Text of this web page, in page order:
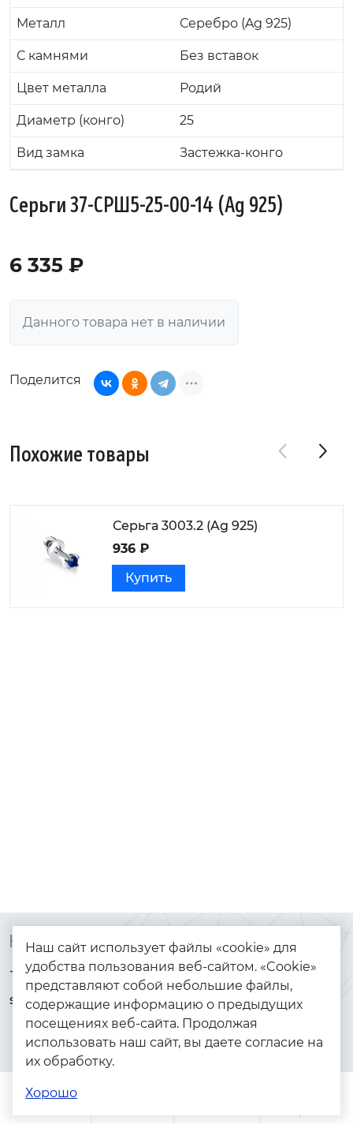
Металл Серебро (Ag 925)
С камнями Без вставок
Цвет металла Родий
Диаметр (конго) 25
Вид замка Застежка-конго
Серьги 37-СРШ5-25-00-14 (Ag 925)
6 335 ₽
Данного товара нет в наличии
Поделится
Похожие товары
Серьга 3003.2 (Ag 925)
936 ₽
Купить
Контакты
+7 (925) 144-64-73
serebryanyye.grani@mail.ru
Каталог
Браслеты
Золото
Серебро
Помощь
Наш сайт использует файлы «cookie» для
удобства пользования веб-сайтом. «Cookie»
представляют собой небольшие файлы,
содержащие информацию о предыдущих
посещениях веб-сайта. Продолжая
использовать наш сайт, вы даете согласие на
их обработку.
Хорошо